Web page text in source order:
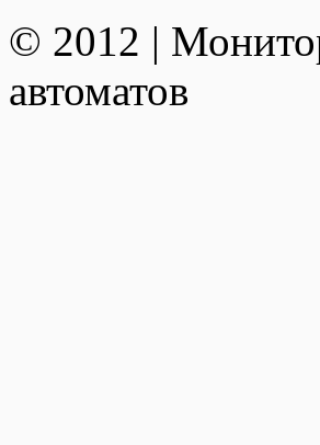
© 2012 |
автоматов